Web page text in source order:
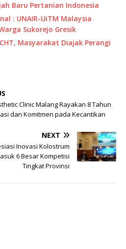
Baru Pertanian Indonesia
: UNAIR-UiTM Malaysia
Sukorejo Gresik
Masyarakat Diajak Perangi
Clinic Malang Rayakan 8 Tahun
dan Komitmen pada Kecantikan
NEXT
Inovasi Kolostrum
6 Besar Kompetisi
Tingkat Provinsi